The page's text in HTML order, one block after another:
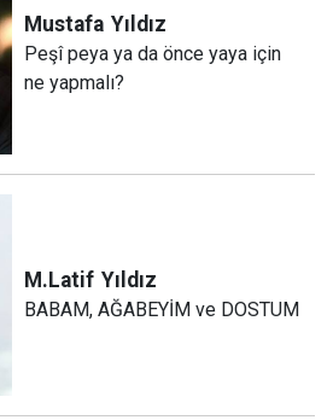
Mustafa Yıldız
Peşî peya ya da önce yaya için
ne yapmalı?
M.Latif Yıldız
BABAM, AĞABEYİM ve DOSTUM